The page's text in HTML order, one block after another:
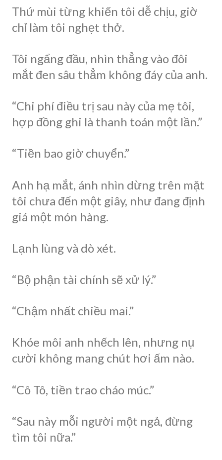
Thứ mùi từng khiến tôi dễ chịu, giờ
chỉ làm tôi nghẹt thở.
Tôi ngẩng đầu, nhìn thẳng vào đôi
mắt đen sâu thẳm không đáy của anh.
“Chi phí điều trị sau này của mẹ tôi,
hợp đồng ghi là thanh toán một lần.”
“Tiền bao giờ chuyển.”
Anh hạ mắt, ánh nhìn dừng trên mặt
tôi chưa đến một giây, như đang định
giá một món hàng.
Lạnh lùng và dò xét.
“Bộ phận tài chính sẽ xử lý.”
“Chậm nhất chiều mai.”
Khóe môi anh nhếch lên, nhưng nụ
cười không mang chút hơi ấm nào.
“Cô Tô, tiền trao cháo múc.”
“Sau này mỗi người một ngả, đừng
tìm tôi nữa.”